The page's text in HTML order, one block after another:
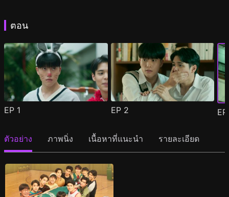
ตอน
EP 1 EP 2
ตัวอย่าง ภาพนิ่ง เนื้อหาที่แนะนำ รายละเอียด